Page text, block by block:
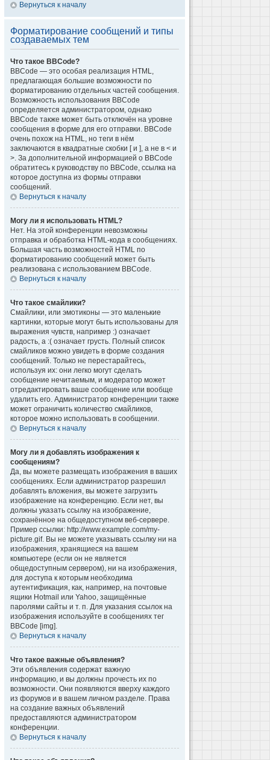
Вернуться к началу
Форматирование сообщений и типы
создаваемых тем
Что такое BBCode?
BBCode — это особая реализация HTML,
предлагающая большие возможности по
форматированию отдельных частей сообщения.
Возможность использования BBCode
определяется администратором, однако
BBCode также может быть отключён на уровне
сообщения в форме для его отправки. BBCode
очень похож на HTML, но теги в нём
заключаются в квадратные скобки [ и ], а не в < и
>. За дополнительной информацией о BBCode
обратитесь к руководству по BBCode, ссылка на
которое доступна из формы отправки
сообщений.
Вернуться к началу
Могу ли я использовать HTML?
Нет. На этой конференции невозможны
отправка и обработка HTML-кода в сообщениях.
Большая часть возможностей HTML по
форматированию сообщений может быть
реализована с использованием BBCode.
Вернуться к началу
Что такое смайлики?
Смайлики, или эмотиконы — это маленькие
картинки, которые могут быть использованы для
выражения чувств, например :) означает
радость, а :( означает грусть. Полный список
смайликов можно увидеть в форме создания
сообщений. Только не перестарайтесь,
используя их: они легко могут сделать
сообщение нечитаемым, и модератор может
отредактировать ваше сообщение или вообще
удалить его. Администратор конференции также
может ограничить количество смайликов,
которое можно использовать в сообщении.
Вернуться к началу
Могу ли я добавлять изображения к
сообщениям?
Да, вы можете размещать изображения в ваших
сообщениях. Если администратор разрешил
добавлять вложения, вы можете загрузить
изображение на конференцию. Если нет, вы
должны указать ссылку на изображение,
сохранённое на общедоступном веб-сервере.
Пример ссылки: http://www.example.com/my-
picture.gif. Вы не можете указывать ссылку ни на
изображения, хранящиеся на вашем
компьютере (если он не является
общедоступным сервером), ни на изображения,
для доступа к которым необходима
аутентификация, как, например, на почтовые
ящики Hotmail или Yahoo, защищённые
паролями сайты и т. п. Для указания ссылок на
изображения используйте в сообщениях тег
BBCode [img].
Вернуться к началу
Что такое важные объявления?
Эти объявления содержат важную
информацию, и вы должны прочесть их по
возможности. Они появляются вверху каждого
из форумов и в вашем личном разделе. Права
на создание важных объявлений
предоставляются администратором
конференции.
Вернуться к началу